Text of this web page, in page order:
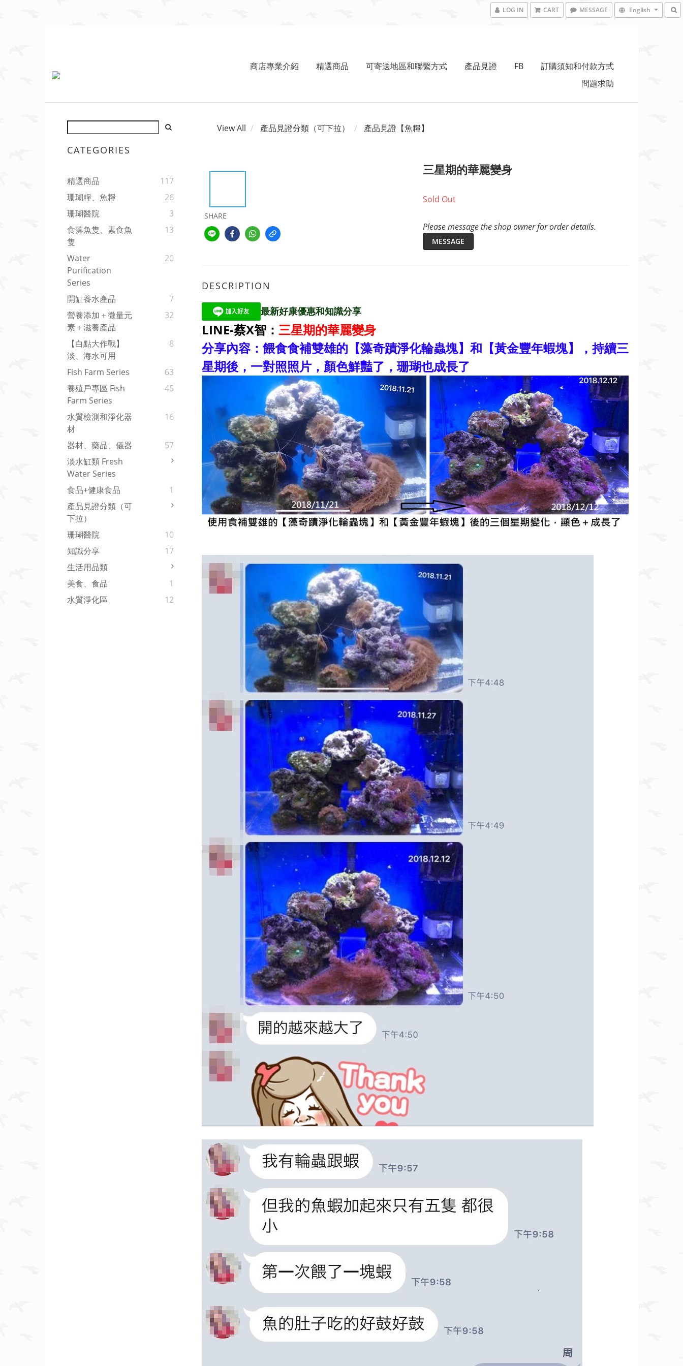
LOG IN CART MESSAGE English
商店專業介紹 精選商品 可寄送地區和聯繫方式 產品見證 FB
訂購須知和付款方式
問題求助
CATEGORIES
精選商品
117
珊瑚糧、魚糧
26
珊瑚醫院
3
食藻魚隻、素食魚
隻
13
Water
Purification
Series
20
開缸養水產品
7
營養添加＋微量元
素＋滋養產品
32
【白點大作戰】
淡、海水可用
8
Fish Farm Series
63
養殖戶專區 Fish
Farm Series
45
水質檢測和淨化器
材
16
器材、藥品、儀器
57
淡水缸類 Fresh
Water Series
食品+健康食品
1
產品見證分類（可
下拉）
珊瑚醫院
10
知識分享
17
生活用品類
美食、食品
1
水質淨化區
12
View All 產品見證分類（可下拉） 產品見證【魚糧】
SHARE
三星期的華麗變身
Sold Out
Please message the shop owner for order details.
MESSAGE
DESCRIPTION
最新好康優惠和知識分享
LINE-蔡X智： 三星期的華麗變身
分享內容：餵食食補雙雄的【藻奇蹟淨化輪蟲塊】和【黃金豐年蝦塊】，持續三
星期後，一對照照片，顏色鮮豔了，珊瑚也成長了